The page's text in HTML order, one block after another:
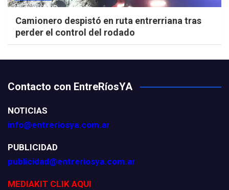
Camionero despistó en ruta entrerriana tras
perder el control del rodado
Contacto con EntreRíosYA
NOTICIAS
info@entreriosya.com.ar
PUBLICIDAD
publicidad@entreriosya.com.ar
MEDIAKIT CLIK AQUI